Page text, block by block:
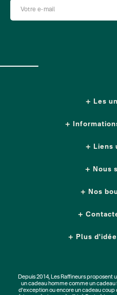
Les
Liens
Nous
Nos
Plus
Depuis 2014, Les Raffineurs
uncadeau hommecomme un cadeau
d'exceptionou encore un cadeau coup